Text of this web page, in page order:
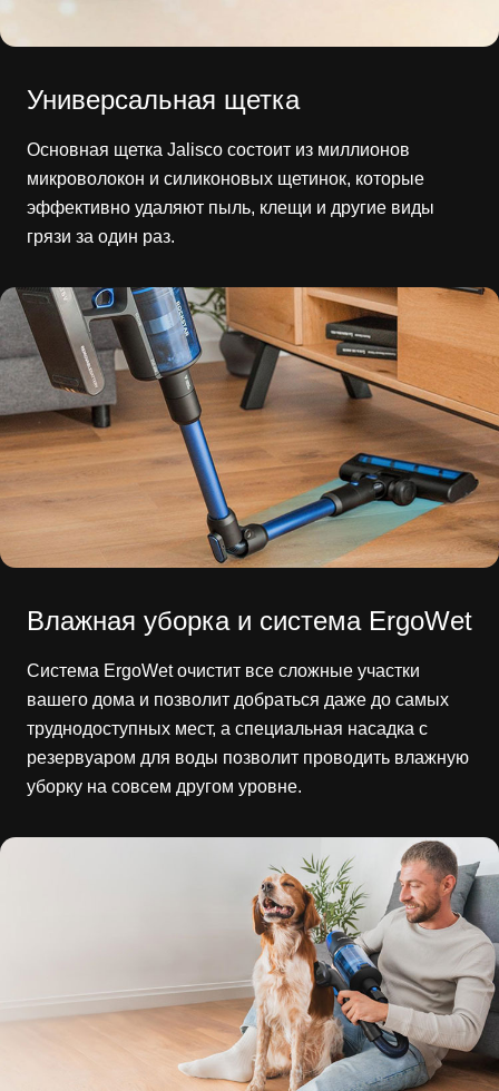
Универсальная щетка
Основная щетка Jalisco состоит из миллионов
микроволокон и силиконовых щетинок, которые
эффективно удаляют пыль, клещи и другие виды
грязи за один раз.
Влажная уборка и система ErgoWet
Система ErgoWet очистит все сложные участки
вашего дома и позволит добраться даже до самых
труднодоступных мест, а специальная насадка с
резервуаром для воды позволит проводить влажную
уборку на совсем другом уровне.